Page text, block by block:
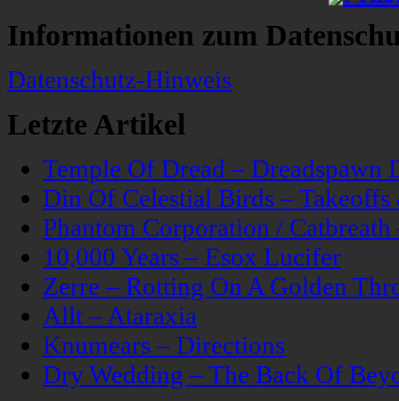
Informationen zum
Datenschutz-Hinweis
Letzte Artikel
Temple Of Dread – Dreadspawn
Din Of Celestial Birds –
Phantom Corporation /
10,000 Years – Esox Lucifer
Zerre – Rotting On A Golden
Allt – Ataraxia
Knumears – Directions
Dry Wedding – The Back Of